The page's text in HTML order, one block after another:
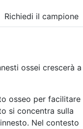
Richiedi il campione
ossei crescerà a
osseo per facilitare
si concentra sulla
Nel contesto